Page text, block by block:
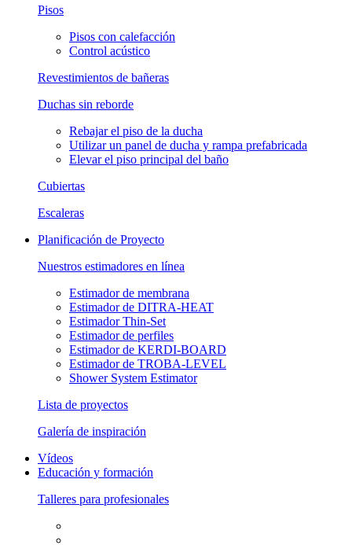
Pisos
Pisos con calefacción
Control acústico
Revestimientos de bañeras
Duchas sin reborde
Rebajar el piso de la ducha
Utilizar un panel de ducha y rampa prefabricada
Elevar el piso principal del baño
Cubiertas
Escaleras
Planificación de Proyecto
Nuestros estimadores en línea
Estimador de membrana
Estimador de DITRA-HEAT
Estimador Thin-Set
Estimador de perfiles
Estimador de KERDI-BOARD
Estimador de TROBA-LEVEL
Shower System Estimator
Lista de proyectos
Galería de inspiración
Vídeos
Educación y formación
Talleres para profesionales